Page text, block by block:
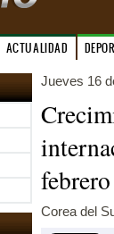
ACTUALIDAD
Jueves 16
Corea del